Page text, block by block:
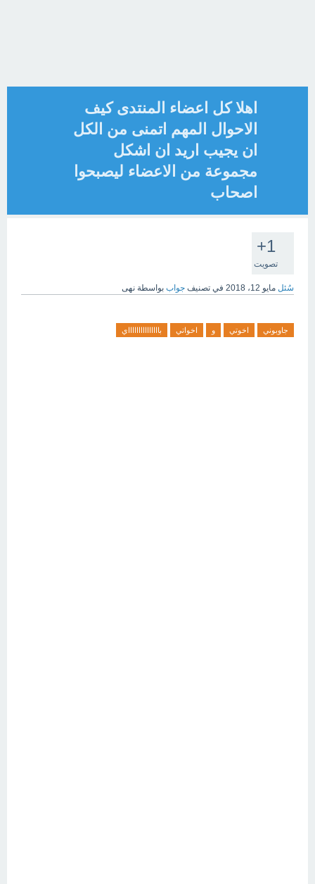
اهلا كل اعضاء المنتدى كيف
الاحوال المهم اتمنى من الكل
ان يجيب اريد ان اشكل
مجموعة من الاعضاء ليصبحوا
اصحاب
+1
تصويت
سُئل مايو 12، 2018 في تصنيف جواب بواسطة نهى
جاوبوني اخوتي و اخواتي باااااااااااااااي